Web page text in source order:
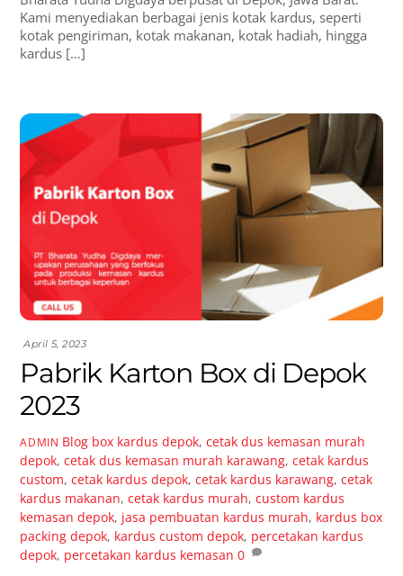
Kami menyediakan berbagai jenis kotak kardus, seperti
kotak pengiriman, kotak makanan, kotak hadiah, hingga
kardus […]
April 5, 2023
Pabrik Karton Box di Depok
2023
ADMIN Blog box kardus depok,cetak dus kemasan murah
depok,cetak dus kemasan murah karawang,cetak kardus
custom,cetak kardus depok,cetak kardus karawang,cetak
kardus makanan,cetak kardus murah,custom kardus
kemasan depok, jasa pembuatan kardus murah, kardus box
packing depok, kardus custom depok, percetakan kardus
depok, percetakan kardus kemasan 0